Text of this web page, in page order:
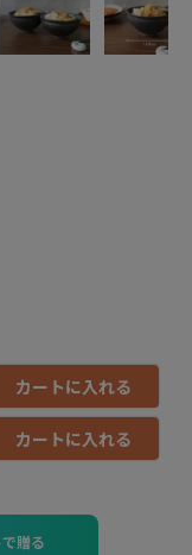
カートに入れる
カートに入れる
贈る